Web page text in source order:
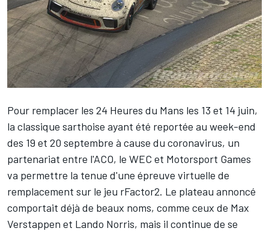
Pour remplacer les 24 Heures du Mans les 13 et 14 juin,
la classique sarthoise ayant été reportée au week-end
des 19 et 20 septembre à cause du coronavirus, un
partenariat entre l'ACO, le WEC et Motorsport Games
va permettre la tenue d'une épreuve virtuelle de
remplacement sur le jeu rFactor2. Le plateau annoncé
comportait déjà de beaux noms, comme ceux de Max
Verstappen et Lando Norris, mais il continue de se